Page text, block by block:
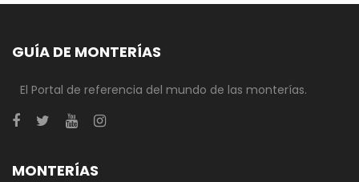
GUÍA DE MONTERÍAS
El Portal de referencia del mundo de las monterías.
MONTERÍAS